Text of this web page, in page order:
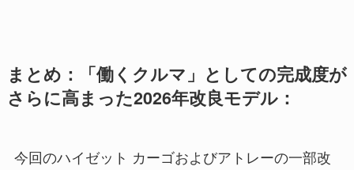
まとめ：「働くクルマ」としての完成度が
さらに高まった2026年改良モデル：
今回のハイゼット カーゴおよびアトレーの一部改